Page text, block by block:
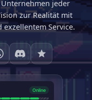
jeder
zur Realität mit
Service.